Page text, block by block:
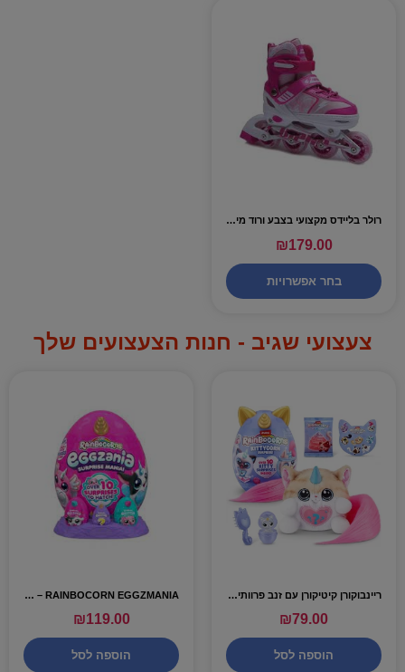
רולר בליידס מקצועי בצבע ורוד מידות S,M,L – VIPER
₪179.00
בחר אפשרויות
צעצועי שגיב - חנות הצעצועים שלך
ריינבוקורן קיטיקורן עם זנב פרוותי 10 הפתעות – KITTYCORN
₪79.00
הוספה לסל
RAINBOCORN EGGZMANIA – ביצת ריינבוקורן עם 10 הפתעות
₪119.00
הוספה לסל